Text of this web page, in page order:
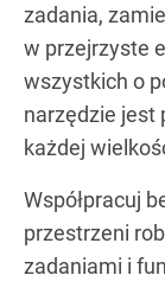
zadania,
w przejrzyste
wszystkich o
narzędzie jest
każdej
Współpracuj
przestrzeni
zadaniami i